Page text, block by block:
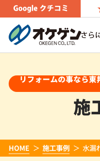
リフォームの事なら
施
HOME 施工事例 水漏